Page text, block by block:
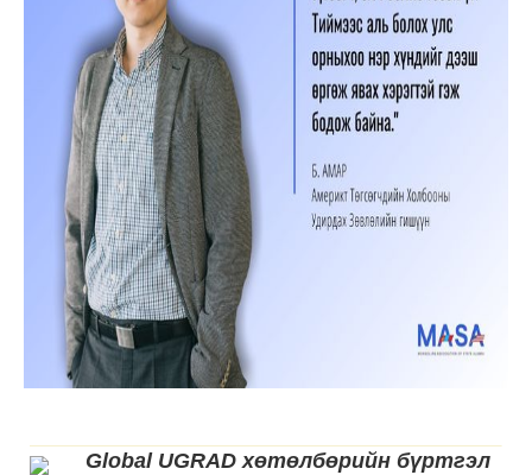
Global UGRAD хөтөлбөрийн бүртгэл